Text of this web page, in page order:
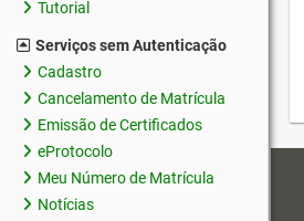
Tutorial
Serviços sem Autenticação
Cadastro
Cancelamento de Matrícula
Emissão de Certificados
eProtocolo
Meu Número de Matrícula
Notícias